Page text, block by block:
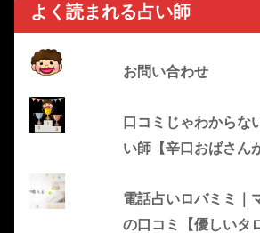
よく読まれる占い師
お問い合わせ
口コミじゃわからな
い師【辛口おばさん
電話占いロバミミ｜
の口コミ【優しいタ